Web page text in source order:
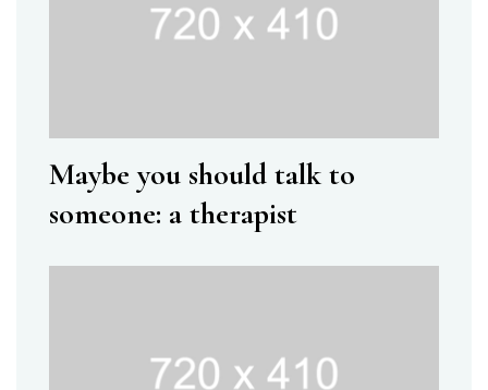
Maybe you should talk to
someone: a therapist